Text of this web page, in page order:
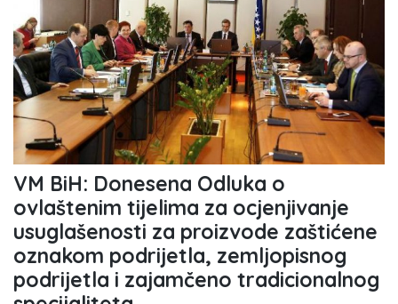
VM BiH: Donesena Odluka o
ovlaštenim tijelima za ocjenjivanje
usuglašenosti za proizvode zaštićene
oznakom podrijetla, zemljopisnog
podrijetla i zajamčeno tradicionalnog